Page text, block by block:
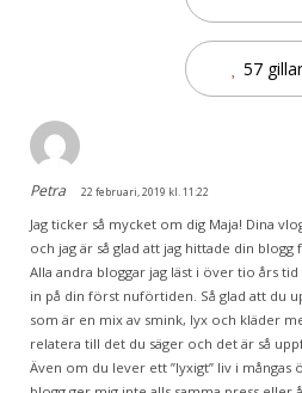
57 gillar
Petra 22 februari, 2019 kl. 11:22
Jag ticker så mycket om dig Maja! Dina
och jag är så glad att jag hittade din blogg
Alla andra bloggar jag läst i över tio års
in på din först nuförtiden. Så glad att du
som är en mix av smink, lyx och kläder
relatera till det du säger och det är så
Även om du lever ett ”lyxigt” liv i mångas